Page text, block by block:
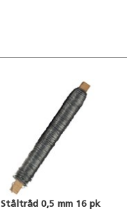
Ståltråd 0,5 mm 16 pk